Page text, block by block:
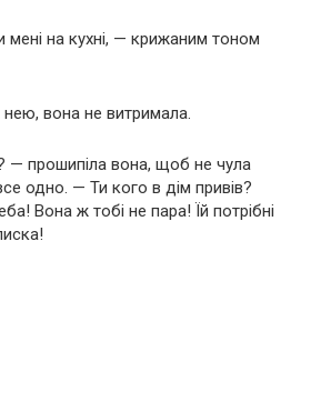
на кухні, — крижаним тоном
вона не витримала.
— прошипіла вона, щоб не чула
одно. — Ти кого в дім привів?
Вона ж тобі не пара! Їй потрібні